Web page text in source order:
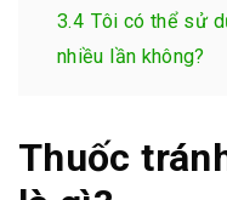
3.4 Tôi có thể sử
nhiều lần không?
Thuốc